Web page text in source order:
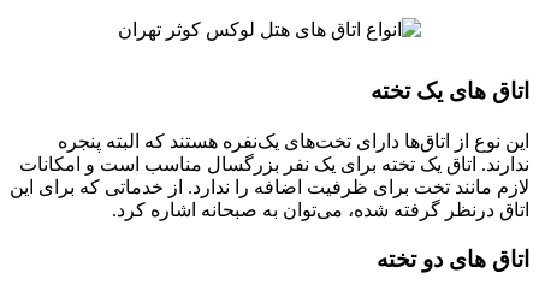
اتاق های یک تخته
این نوع از اتاق‌ها دارای تخت‌های یک‌نفره هستند که البته پنجره
ندارند. اتاق یک تخته برای یک نفر بزرگسال مناسب است و امکانات
لازم مانند تخت برای ظرفیت اضافه را ندارد. از خدماتی که برای این
اتاق درنظر گرفته شده، می‌توان به صبحانه اشاره کرد.
اتاق های دو تخته